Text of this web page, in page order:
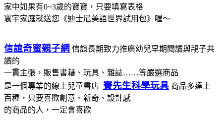
家中如果有0~3歲的寶寶，只要填寫表格
寰宇家庭就送您《迪士尼美語世界試用包》喔～
信誼奇蜜親子網 信誼長期致力推廣幼兒早期閱讀與親子共
讀的
一貫主張，販售書藉、玩具、雜誌……等嚴選商品
是一個專業的線上兒童書店 賽先生科學玩具 商品多達上
百種，只要喜歡創意、新奇、設計感
的商品的人，一定會喜歡